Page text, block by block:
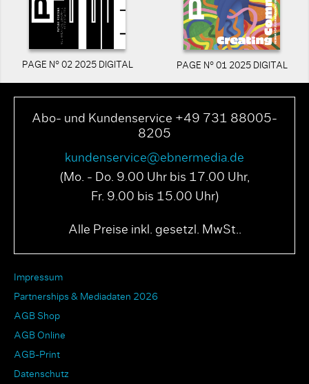
PAGE N° 02 2025 DIGITAL PAGE N° 01 2025 DIGITAL
Abo- und Kundenservice +49 731 88005-
8205
kundenservice@ebnermedia.de
(Mo. - Do. 9.00 Uhr bis 17.00 Uhr,
Fr. 9.00 bis 15.00 Uhr)
Alle Preise inkl. gesetzl. MwSt..
Impressum
Partnerships & Mediadaten 2026
AGB Shop
AGB Online
AGB-Print
Datenschutz